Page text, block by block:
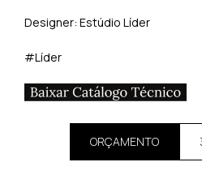
Designer: Estúdio Líder
#Líder
ORÇAMENTO